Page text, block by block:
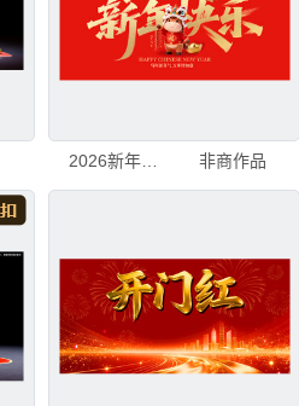
非商作品